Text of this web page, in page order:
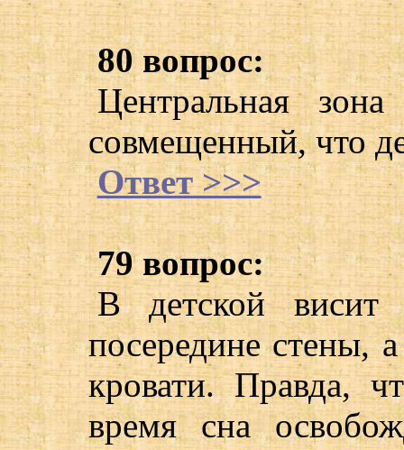
80 вопрос:
Центральная
совмещенный, что
Ответ >>>
79 вопрос:
В детской висит
посередине стены,
кровати. Правда,
время сна